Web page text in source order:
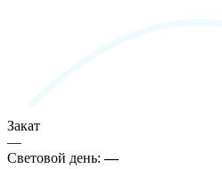
Закат
—
Световой день:—